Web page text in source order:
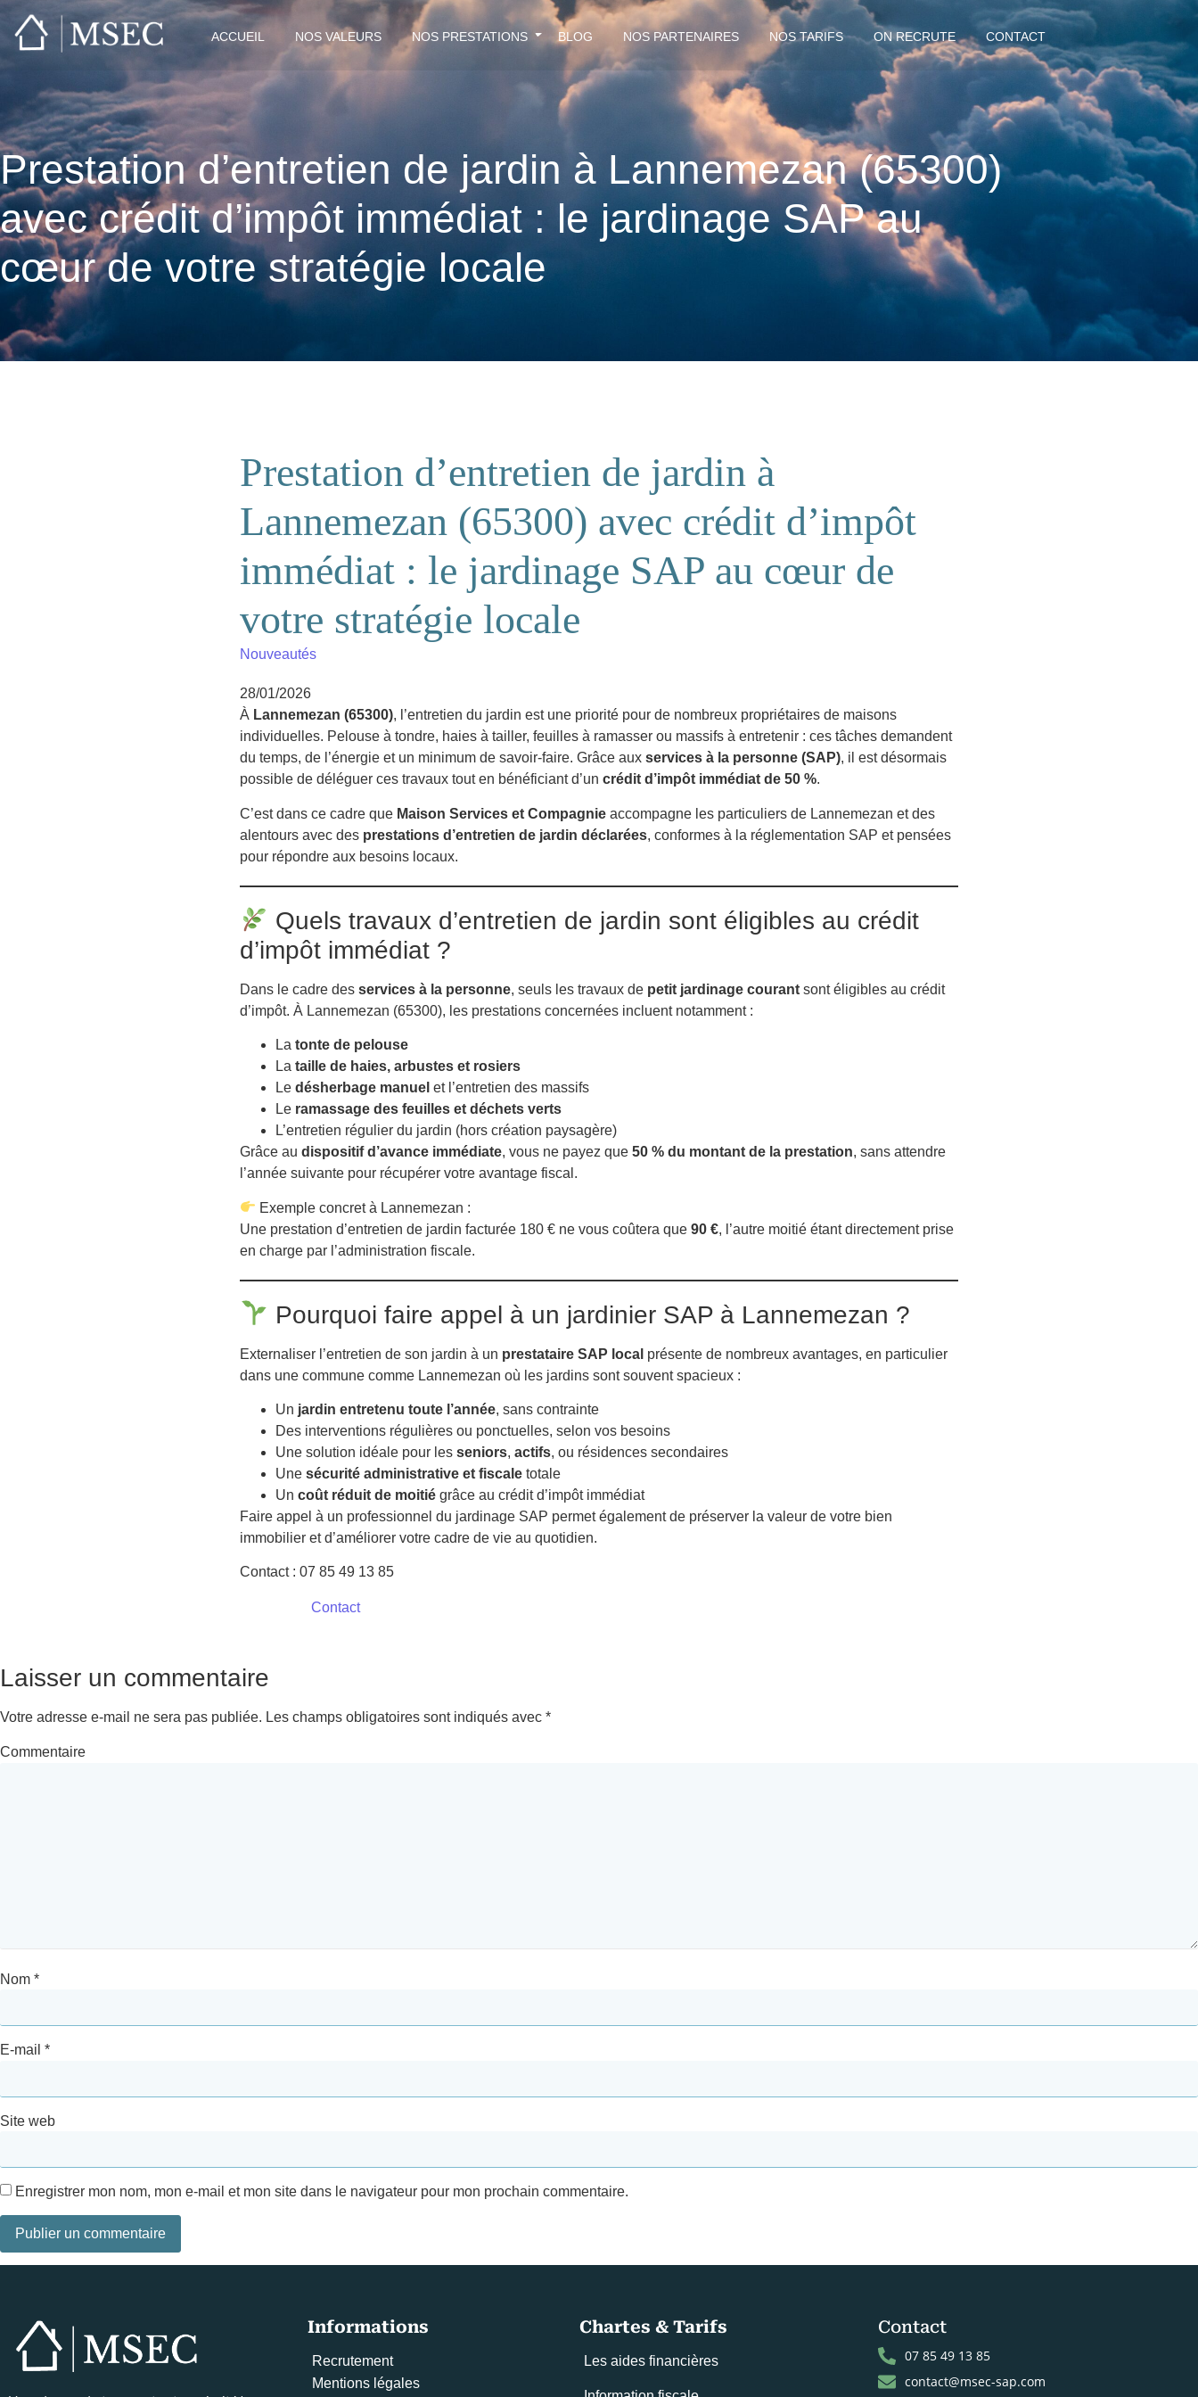
ACCUEIL NOS VALEURS NOS PRESTATIONS BLOG NOS PARTENAIRES NOS TARIFS ON RECRUTE CONTACT
Prestation d’entretien de jardin à Lannemezan (65300)
avec crédit d’impôt immédiat : le jardinage SAP au
cœur de votre stratégie locale
Prestation d’entretien de jardin à
Lannemezan (65300) avec crédit d’impôt
immédiat : le jardinage SAP au cœur de
votre stratégie locale
Nouveautés
28/01/2026
À Lannemezan (65300), l’entretien du jardin est une priorité pour de nombreux propriétaires de maisons
individuelles. Pelouse à tondre, haies à tailler, feuilles à ramasser ou massifs à entretenir : ces tâches demandent
du temps, de l’énergie et un minimum de savoir-faire. Grâce aux services à la personne (SAP), il est désormais
possible de déléguer ces travaux tout en bénéficiant d’un crédit d’impôt immédiat de 50 %.
C’est dans ce cadre que Maison Services et Compagnieaccompagne les particuliers de Lannemezan et des
alentours avec des prestations d’entretien de jardin déclarées, conformes à la réglementation SAP et pensées
pour répondre aux besoins locaux.
Quels travaux d’entretien de jardin sont éligibles au crédit
d’impôt immédiat ?
Dans le cadre des services à la personne, seuls les travaux de petit jardinage courantsont éligibles au crédit
d’impôt. À Lannemezan (65300), les prestations concernées incluent notamment :
La tonte de pelouse
La taille de haies, arbustes et rosiers
Le désherbage manuel et l’entretien des massifs
Le ramassage des feuilles et déchets verts
L’entretien régulier du jardin (hors création paysagère)
Grâce au dispositif d’avance immédiate, vous ne payez que 50 % du montant de la prestation, sans attendre
l’année suivante pour récupérer votre avantage fiscal.
Exemple concret à Lannemezan :
Une prestation d’entretien de jardin facturée 180 € ne vous coûtera que 90 €, l’autre moitié étant directement prise
en charge par l’administration fiscale.
Pourquoi faire appel à un jardinier SAP à Lannemezan ?
Externaliser l’entretien de son jardin à un prestataire SAP local présente de nombreux avantages, en particulier
dans une commune comme Lannemezan où les jardins sont souvent spacieux :
Un jardin entretenu toute l’année, sans contrainte
Des interventions régulières ou ponctuelles, selon vos besoins
Une solution idéale pour les seniors, actifs, ou résidences secondaires
Une sécurité administrative et fiscaletotale
Un coût réduit de moitiégrâce au crédit d’impôt immédiat
Faire appel à un professionnel du jardinage SAP permet également de préserver la valeur de votre bien
immobilier et d’améliorer votre cadre de vie au quotidien.
Contact : 07 85 49 13 85
Contact
Laisser un commentaire
Votre adresse e-mail ne sera pas publiée. Les champs obligatoires sont indiqués avec *
Commentaire
Nom *
E-mail *
Site web
Enregistrer mon nom, mon e-mail et mon site dans le navigateur pour mon prochain commentaire.
Informations
Recrutement
Mentions légales
Chartes & Tarifs
Les aides financières
Contact
07 85 49 13 85
contact@msec-sap.com